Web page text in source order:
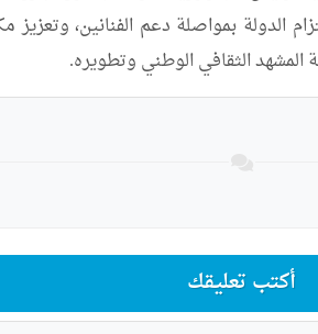
المشهد الثقافي الوطني وتطويره.
أكتب تعليقك